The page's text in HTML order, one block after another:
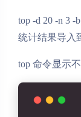
top -d 20 -n 3 -
统计结果导入
top 命令显示